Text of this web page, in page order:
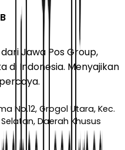
Jawa Pos Group,
di Indonesia. Menyajikan
No.12, Grogol Utara, Kec.
Daerah Khusus